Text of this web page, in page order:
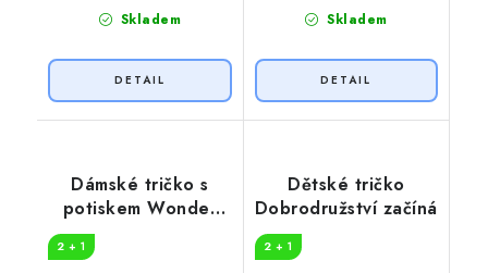
Skladem Skladem
Dámské tričko s
potiskem Wonder
2 + 1
Dětské tričko
Dobrodružství začíná
2 + 1